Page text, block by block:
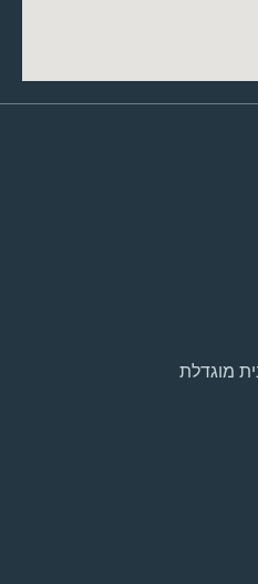
מוגדלת